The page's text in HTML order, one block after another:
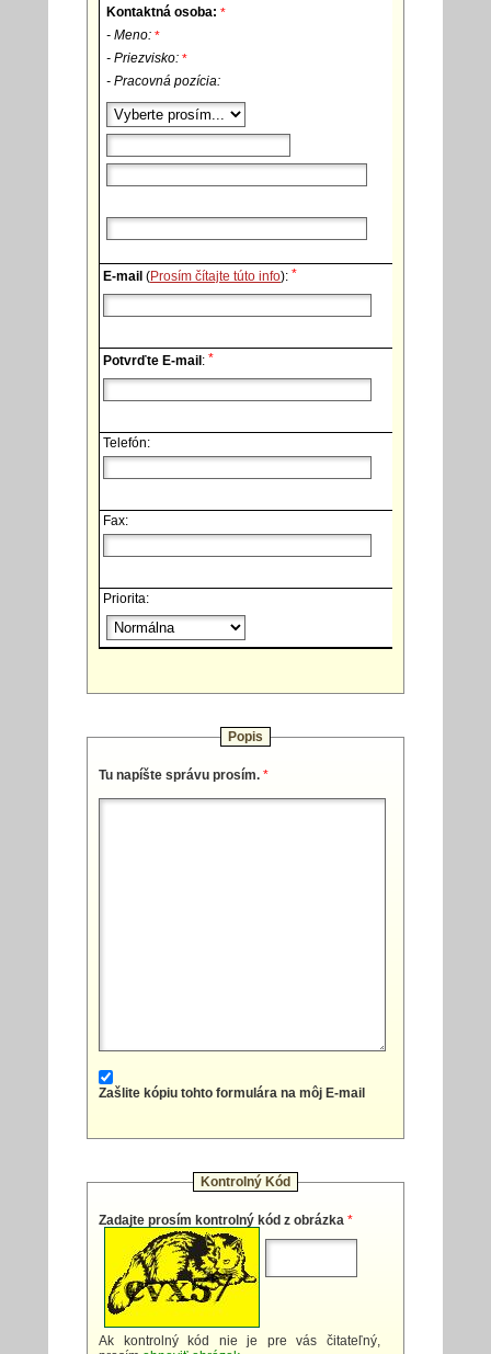
Kontaktná osoba: *
- Meno: *
- Priezvisko: *
- Pracovná pozícia:
E-mail (Prosím čítajte túto info): *
Potvrďte E-mail: *
Telefón:
Fax:
Priorita:
Popis
Tu napíšte správu prosím. *
Zašlite kópiu tohto formulára na môj E-mail
Kontrolný Kód
Zadajte prosím kontrolný kód z obrázka *
Ak kontrolný kód nie je pre vás čitateľný,